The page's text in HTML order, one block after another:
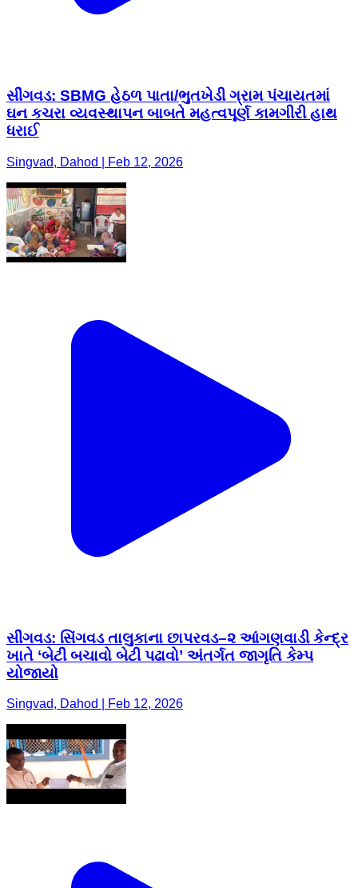
સીંગવડ: SBMG હેઠળ પાતા/ભુતખેડી ગ્રામ પંચાયતમાં
ઘન કચરા વ્યવસ્થાપન બાબતે મહત્વપૂર્ણ કામગીરી હાથ
ધરાઈ
Singvad, Dahod | Feb 12, 2026
સીંગવડ: સિંગવડ તાલુકાના છાપરવડ–૨ આંગણવાડી કેન્દ્ર
ખાતે ‘બેટી બચાવો બેટી પઢાવો’ અંતર્ગત જાગૃતિ કેમ્પ
યોજાયો
Singvad, Dahod | Feb 12, 2026